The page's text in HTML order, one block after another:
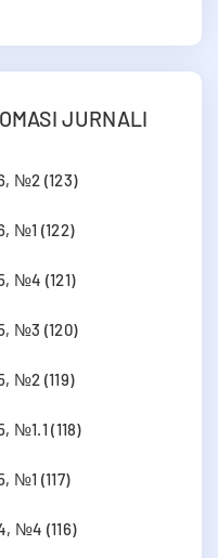
JURNALI
№2 (123)
№1 (122)
№4 (121)
№3 (120)
№2 (119)
№1.1 (118)
№1 (117)
№4 (116)